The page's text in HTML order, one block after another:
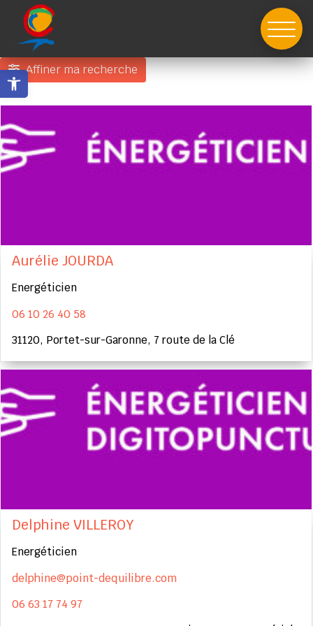
content
Ouvrir la barre d’outils
Affiner ma recherche
Aurélie JOURDA
Energéticien
06 10 26 40 58
31120, Portet-sur-Garonne, 7 route de la Clé
Delphine VILLEROY
Energéticien
delphine@point-dequilibre.com
06 63 17 74 97